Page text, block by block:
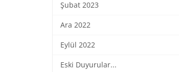
Şubat 2023
Ara 2022
Eylül 2022
Eski Duyurular...